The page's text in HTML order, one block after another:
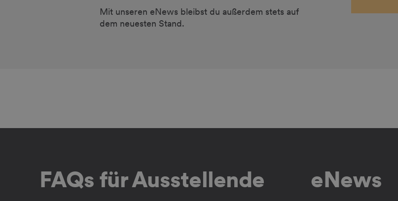
Mit unseren eNews bleibst du außerdem stets auf
dem neuesten Stand.
FAQs für Ausstellende eNews